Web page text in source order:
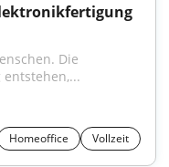
Die
Homeoffice Vollzeit